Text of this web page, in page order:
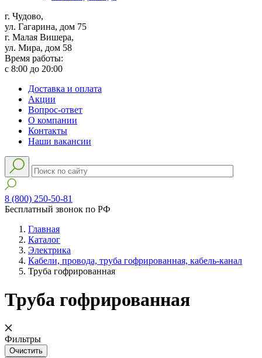
г. Чудово,
ул. Гагарина, дом 75
г. Малая Вишера,
ул. Мира, дом 58
Время работы:
с 8:00 до 20:00
Доставка и оплата
Акции
Вопрос-ответ
О компании
Контакты
Наши вакансии
8 (800) 250-50-81
Бесплатный звонок по РФ
Главная
Каталог
Электрика
Кабели, провода, труба гофрированная, кабель-канал
Труба гофрированная
Труба гофрированная
Фильтры